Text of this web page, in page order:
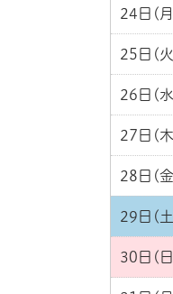
24日(
25日(
26日(
27日(
28日(
29日(
30日(